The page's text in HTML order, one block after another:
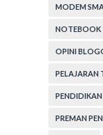
MODEM
NOTEBOOK
OPINI
PELAJARAN
PENDIDIKAN
PREMAN